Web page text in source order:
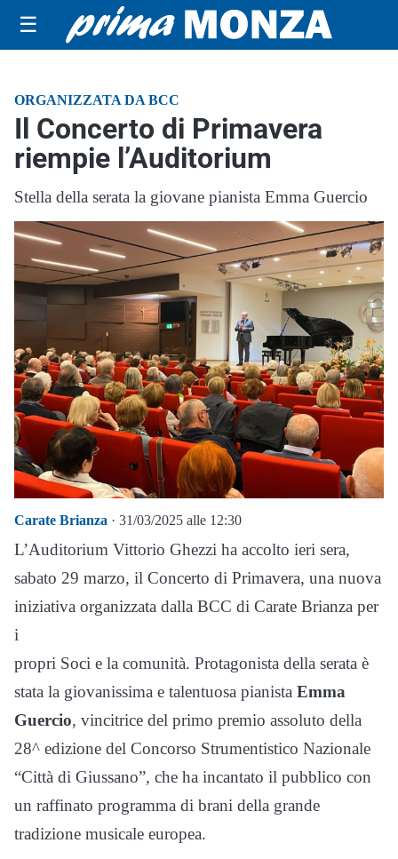
☰
ORGANIZZATA DA BCC
Il Concerto di Primavera
riempie l’Auditorium
Stella della serata la giovane pianista Emma Guercio
Carate Brianza · 31/03/2025 alle 12:30
L’Auditorium Vittorio Ghezzi ha accolto ieri sera,
sabato 29 marzo, il Concerto di Primavera, una nuova
iniziativa organizzata dalla BCC di Carate Brianza per
i
propri Soci e la comunità. Protagonista della serata è
stata la giovanissima e talentuosa pianista Emma
Guercio, vincitrice del primo premio assoluto della
28^ edizione del Concorso Strumentistico Nazionale
“Città di Giussano”, che ha incantato il pubblico con
un raffinato programma di brani della grande
tradizione musicale europea.